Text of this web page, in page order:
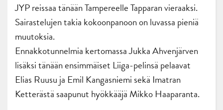
JYP reissaa tänään Tampereelle Tapparan vieraaksi.
Sairastelujen takia kokoonpanoon on luvassa pieniä
muutoksia.
Ennakkotunnelmia kertomassa Jukka Ahvenjärven
lisäksi tänään ensimmäiset Liiga-pelinsä pelaavat
Elias Ruusu ja Emil Kangasniemi sekä Imatran
Ketterästä saapunut hyökkääjä Mikko Haaparanta.